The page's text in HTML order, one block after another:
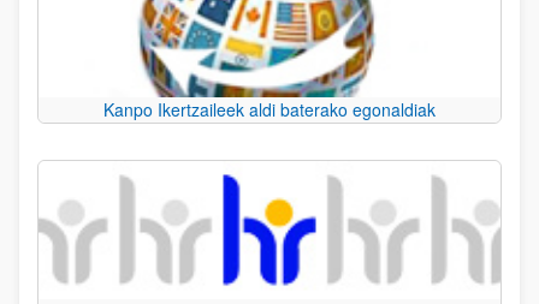
Kanpo Ikertzaileek aldi baterako egonaldiak